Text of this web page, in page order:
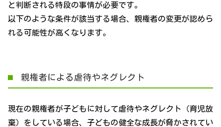
と判断される特段の事情が必要です。
以下のような条件が該当する場合、親権者の変更が認めら
れる可能性が高くなります。
親権者による虐待やネグレクト
現在の親権者が子どもに対して虐待やネグレクト（育児放
棄）をしている場合、子どもの健全な成長が脅かされてい